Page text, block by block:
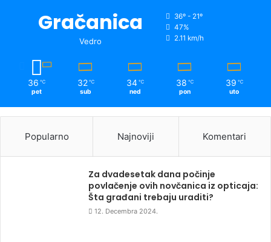
Gračanica
Vedro
36º - 21º
47%
2.11 km/h
36 ℃
pet
32 ℃
sub
34 ℃
ned
38 ℃
pon
39 ℃
uto
Popularno Najnoviji Komentari
Za dvadesetak dana počinje
povlačenje ovih novčanica iz opticaja:
Šta građani trebaju uraditi?
12. Decembra 2024.